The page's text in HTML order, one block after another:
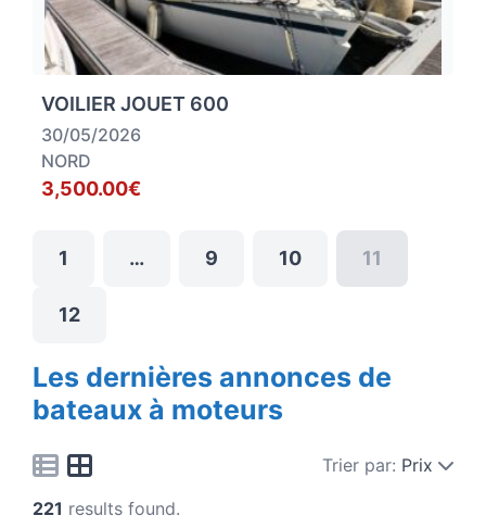
VOILIER JOUET 600
30/05/2026
NORD
3,500.00€
1 … 9 10 11
12
Les dernières annonces de
bateaux à moteurs
Trier par: Prix
221 results found.